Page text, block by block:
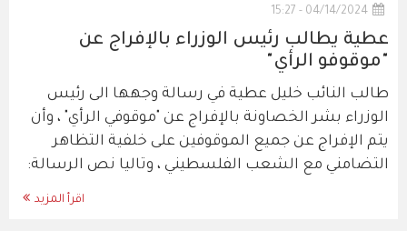
04/14/2024 - 15:27
عطية يطالب رئيس الوزراء بالإفراج عن
"موقوفو الرأي"
طالب النائب خليل عطية في رسالة وجهها الى رئيس
الوزراء بشر الخصاونة بالإفراج عن "موقوفي الرأي" ، وأن
يتم الإفراج عن جميع الموقوفين على خلفية التظاهر
التضامني مع الشعب الفلسطيني ، وتاليا نص الرسالة:
اقرأ المزيد